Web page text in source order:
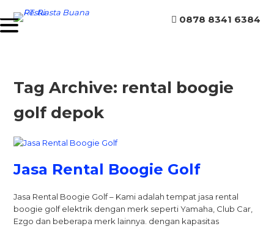
0878 8341 6384
Tag Archive: rental boogie
golf depok
Jasa Rental Boogie Golf
Jasa Rental Boogie Golf – Kami adalah tempat jasa rental
boogie golf elektrik dengan merk seperti Yamaha, Club Car,
Ezgo dan beberapa merk lainnya. dengan kapasitas